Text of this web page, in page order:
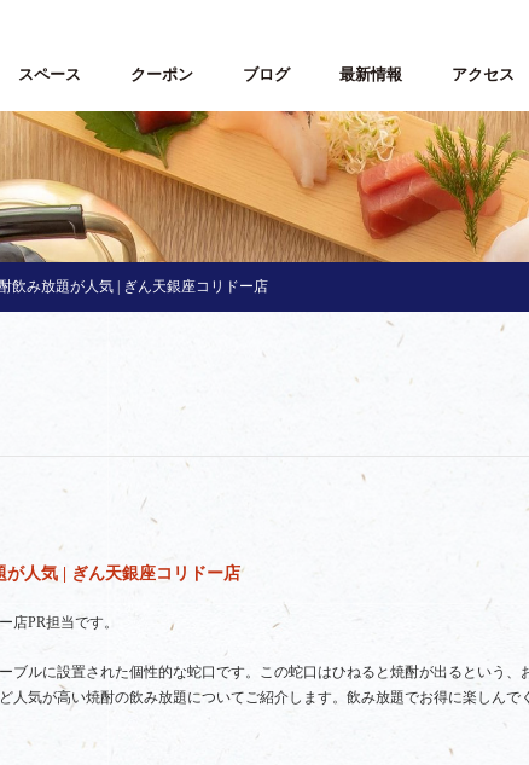
スペース クーポン ブログ 最新情報 アクセス
飲み放題が人気 | ぎん天銀座コリドー店
が人気 | ぎん天銀座コリドー店
店PR担当です。
ブルに設置された個性的な蛇口です。この蛇口はひねると焼酎が出るという
人気が高い焼酎の飲み放題についてご紹介します。飲み放題でお得に楽しんで